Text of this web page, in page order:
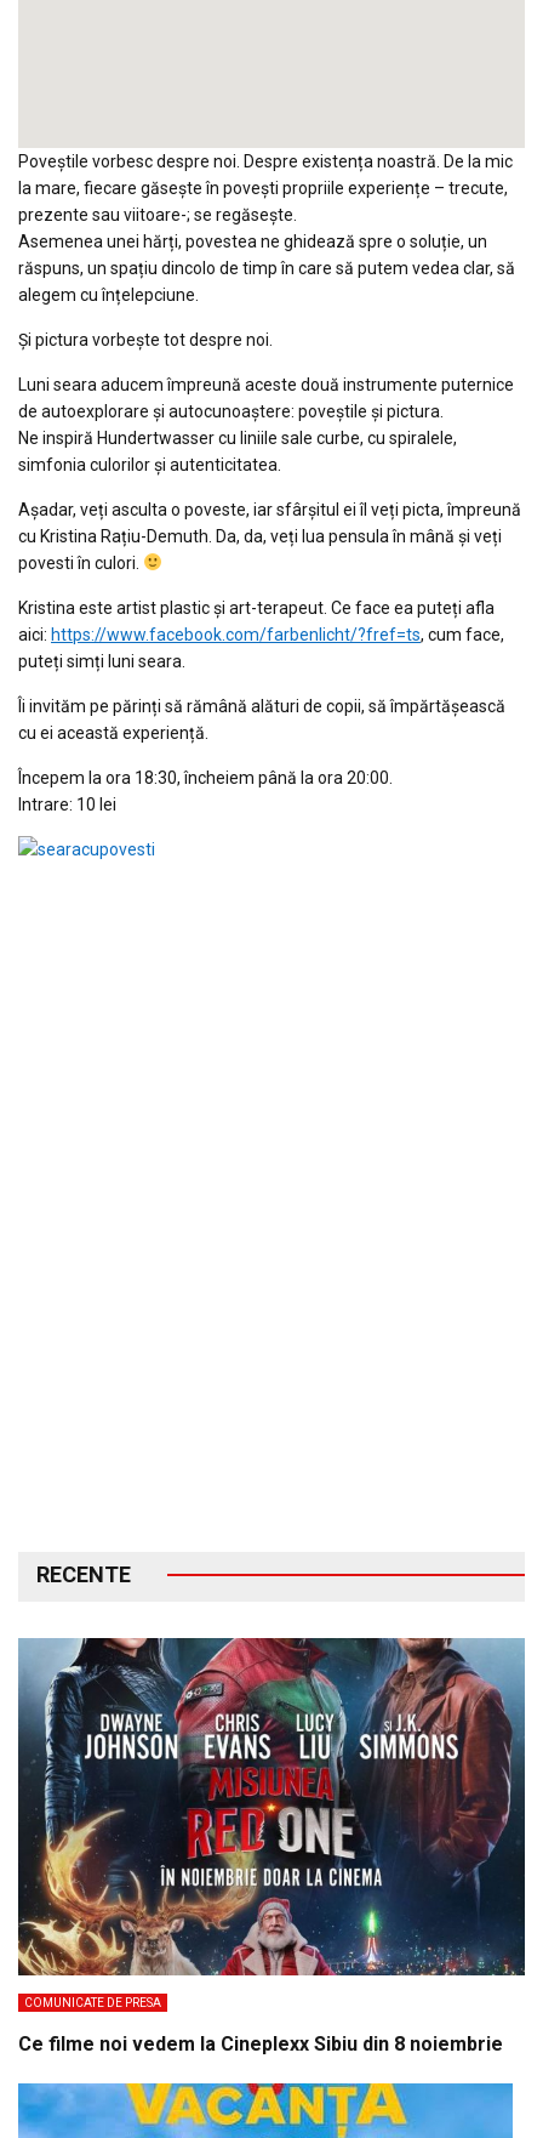
Poveștile vorbesc despre noi. Despre existența noastră. De la mic
la mare, fiecare găsește în povești propriile experiențe – trecute,
prezente sau viitoare-; se regăsește.
Asemenea unei hărți, povestea ne ghidează spre o soluție, un
răspuns, un spațiu dincolo de timp în care să putem vedea clar, să
alegem cu înțelepciune.
Și pictura vorbește tot despre noi.
Luni seara aducem împreună aceste două instrumente puternice
de autoexplorare și autocunoaștere: poveștile și pictura.
Ne inspiră Hundertwasser cu liniile sale curbe, cu spiralele,
simfonia culorilor și autenticitatea.
Așadar, veți asculta o poveste, iar sfârșitul ei îl veți picta, împreună
cu Kristina Rațiu-Demuth. Da, da, veți lua pensula în mână și veți
povesti în culori.
Kristina este artist plastic și art-terapeut. Ce face ea puteți afla
aici: https://www.facebook.com/farbenlicht/?fref=ts, cum face,
puteți simți luni seara.
Îi invităm pe părinți să rămână alături de copii, să împărtășească
cu ei această experiență.
Începem la ora 18:30, încheiem până la ora 20:00.
Intrare: 10 lei
RECENTE
COMUNICATE DE PRESA
Ce filme noi vedem la Cineplexx Sibiu din 8 noiembrie